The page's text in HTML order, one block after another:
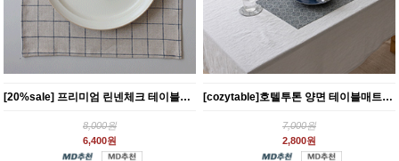
[20%sale] 프리미엄 린넨체크 테이블매트_오트밀체크(6style)
8,000원
6,400원
[cozytable]호텔투톤 양면 테이블매트(2color)
7,000원
2,800원